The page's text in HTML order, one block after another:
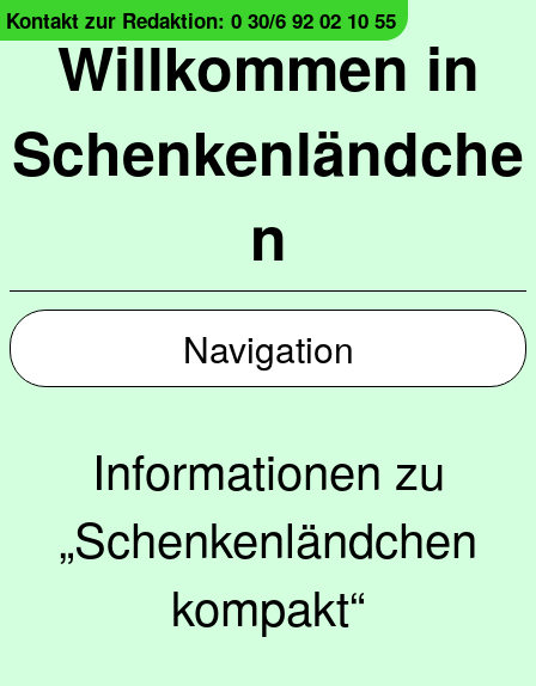
Willkommen in
Schenkenländche
n
Kontakt zur Redaktion: 0 30/6 92 02 10 55
Navigation
Informationen zu
„Schenkenländchen
kompakt“